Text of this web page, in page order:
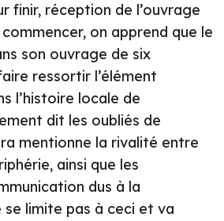
finir, réception de l’ouvrage
on apprend que le
son ouvrage de six
ressortir l’élément
l’histoire locale de
dit les oubliés de
mentionne la rivalité entre
ainsi que les
dus à la
limite pas à ceci et va